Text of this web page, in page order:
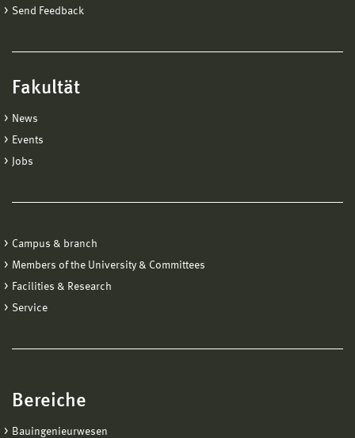
Send Feedback
Fakultät
News
Events
Jobs
Campus & branch
Members of the University & Committees
Facilities & Research
Service
Bereiche
Bauingenieurwesen